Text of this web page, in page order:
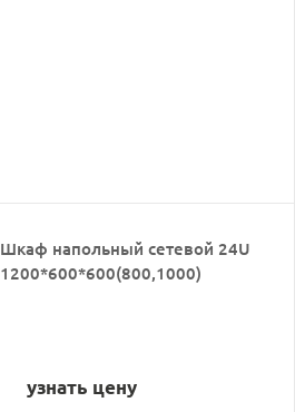
Шкаф напольный сетевой 24U
1200*600*600(800,1000)
узнать цену